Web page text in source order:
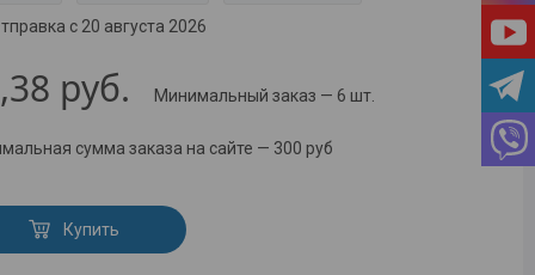
с 20 августа 2026
руб. Минимальный заказ — 6 шт.
сумма заказа на сайте — 300 руб
Купить